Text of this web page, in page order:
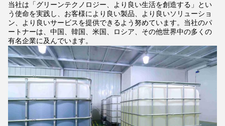
当社は「グリーンテクノロジー、より良い生活を創造する」とい
う使命を実践し、お客様により良い製品、より良いソリューショ
ン、より良いサービスを提供できるよう努めています。当社のパ
ートナーは、中国、韓国、米国、ロシア、その他世界中の多くの
有名企業に及んでいます。